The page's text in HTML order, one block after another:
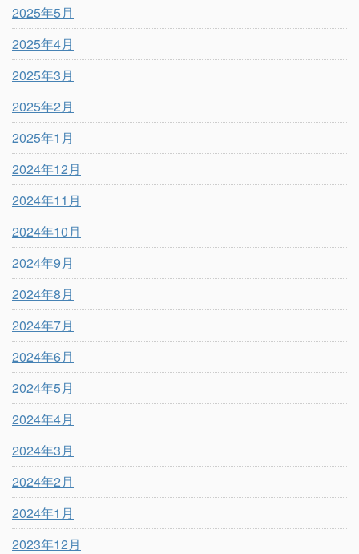
2025年5月
2025年4月
2025年3月
2025年2月
2025年1月
2024年12月
2024年11月
2024年10月
2024年9月
2024年8月
2024年7月
2024年6月
2024年5月
2024年4月
2024年3月
2024年2月
2024年1月
2023年12月